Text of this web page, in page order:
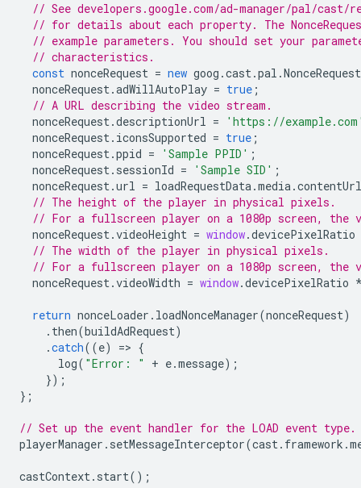
// See developers.google.com/ad-manager/pal/cast/
// for details about each property. The
// example parameters. You should set your
// characteristics.
const nonceRequest = new goog .cast.pal .NonceRequest
nonceRequest.adWillAutoPlay = true ;
// A URL describing the video stream.
nonceRequest.descriptionUrl =
'https://
nonceRequest. iconsSupported = true ;
nonceRequest.ppid = 'Sample PPID' ;
nonceRequest. sessionId = 'Sample SID' ;
nonceRequest.url = loadRequestData.media.contentUrl
// The height of the player in physical pixels.
// For a fullscreen player on a 1080p screen, the
nonceRequest.videoHeight = window.devicePixelRatio
// The width of the player in physical pixels.
// For a fullscreen player on a 1080p screen, the
nonceRequest.videoWidth = window.devicePixelRatio
return nonceLoader . loadNonceManager(nonceRequest)
. then(buildAdRequest)
.catch((e) => {
log( "Error: " + e.message);
});
};
// Set up the event handler for the LOAD event type.
playerManager . setMessageInterceptor(cast. framework .
castContext. start();